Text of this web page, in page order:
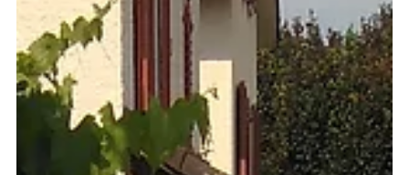
6. Dez. 2022
Brennholz Unterstand